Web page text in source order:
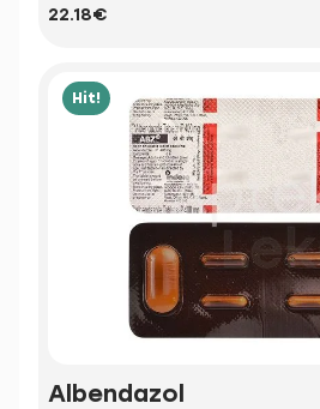
22.18€
Hit!
Albendazol